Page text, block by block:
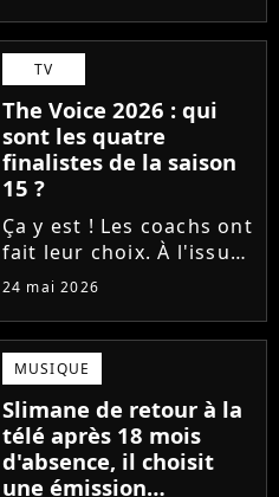
qui de Lady O, Hugo,
Tessa B. et CJM'S s'est
imposé sur la finish line
grâce aux votes du...
TV
The Voice 2026 : qui
sont les quatre
finalistes de la saison
15 ?
Ça y est ! Les coachs ont
fait leur choix. À l'issue
d'une demi-finale
exceptionnels et des
moments forts, Amel
Bent, Tayc, Lara Fabian
et Florent Pagny ont
désigné...
24 mai 2026
MUSIQUE
Slimane de retour à la
télé après 18 mois
d'absence, il choisit
une émission